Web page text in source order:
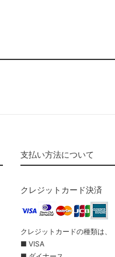
支払い方法について
クレジットカード決済
クレジットカードの種類は、
■ VISA